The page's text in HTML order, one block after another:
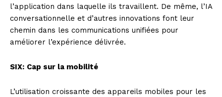
l’application dans laquelle ils travaillent. De même, l’IA
conversationnelle et d’autres innovations font leur
chemin dans les communications unifiées pour
améliorer l’expérience délivrée.
SIX: Cap sur la mobilité
L’utilisation croissante des appareils mobiles pour les